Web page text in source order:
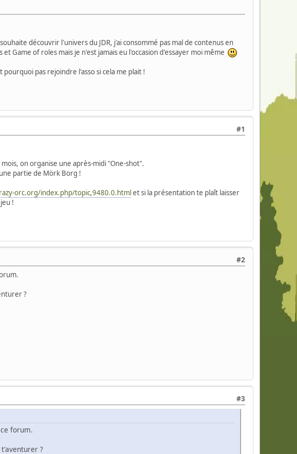
découvrir l'univers du JDR, j'ai consommé pas mal de contenus en
Game of roles mais je n'est jamais eu l'occasion d'essayer moi même
pas rejoindre l'asso si cela me plait !
#1
on organise une après-midi "One-shot".
partie de Mörk Borg !
orc.org/index.php/topic,9480.0.htmlet si la présentation te plaît laisser
!
#2
?
#3
forum.
?